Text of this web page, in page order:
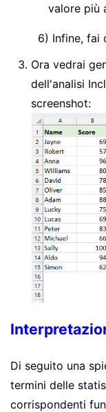
valore più
Infine, fai
Ora vedrai
dell'analisi
screenshot:
Di seguito una
termini delle
corrispondenti